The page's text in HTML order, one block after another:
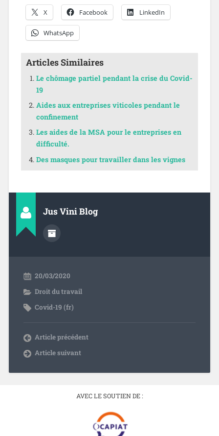
X Facebook LinkedIn
WhatsApp
Articles Similaires
Le chômage partiel pendant la crise du Covid-
19
Aides aux entreprises viticoles pendant le
confinement
Les aides de la MSA pour le entreprises en
difficulté.
Des masques pour travailler dans les vignes
Jus Vini Blog
20/03/2020
Droit du travail
Covid-19 (fr)
Article précédent
Article suivant
AVEC LE SOUTIEN DE :